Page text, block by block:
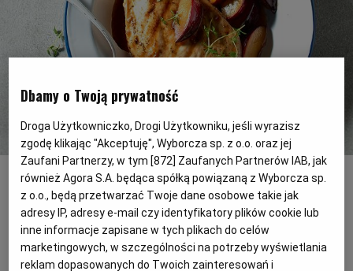
NAPOJE
SAŁATKI
MAKARONY
DRÓB
MIĘSA
DOMOWE PRZYJĘCIE
GRILL
KUCHNIA CHIŃSKA
KUCHNIA TAJSKA
KUCHNIA GRECKA
KUCHNIA PORTUGALSKA
KUCHNIA FRANCUSKA
ZAKUPY
SPRZĘT KUCHENNY
FIT PRZEPISY
WEGE
WEGAN
BEZ GLUTENU
PODRÓŻE KULINARNE
HISTORIE KULINARNE
FELIETONY KULINARNE
KSIĄŻKI KULINARNE
SZEF KUCHNI
NASZE SERWISY
SERWISY LOKALNE
BIAŁYSTOK
BIELSKO-BIAŁA
BYDGOSZCZ
WYBORCZA.PL
MAGAZYNY
DUŻY FORMAT
WYBORCZA CLASSIC
Grillowana pierś kurczaka z karmelizowanymi śliwkami(Krzysztof
Duklas)
Grillowana pierś kurczaka
z karmelizowanymi śliwkami to pyszny
pomysł na szybki obiad. Trzeba tylko dzień
Dbamy o Twoją prywatność
Droga Użytkowniczko, Drogi Użytkowniku, jeśli wyrazisz
zgodę klikając "Akceptuję", Wyborcza sp. z o.o. oraz jej
Zaufani Partnerzy, w tym [872] Zaufanych Partnerów IAB, jak
również Agora S.A. będąca spółką powiązaną z Wyborcza sp.
z o.o., będą przetwarzać Twoje dane osobowe takie jak
adresy IP, adresy e-mail czy identyfikatory plików cookie lub
inne informacje zapisane w tych plikach do celów
marketingowych, w szczególności na potrzeby wyświetlania
reklam dopasowanych do Twoich zainteresowań i